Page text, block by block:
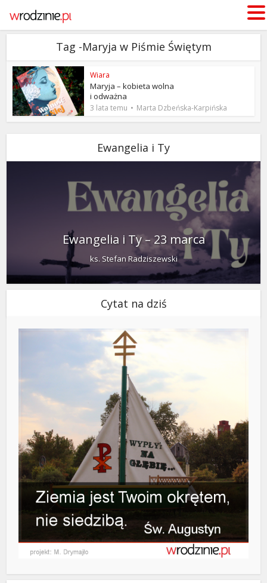
Tag -Maryja w Piśmie Świętym
Wiara
Maryja – kobieta wolna
i odważna
3 lata temu Marta Dzbeńska-Karpińska
Ewangelia i Ty
Ewangelia i Ty – 23 marca
ks. Stefan Radziszewski
Cytat na dziś